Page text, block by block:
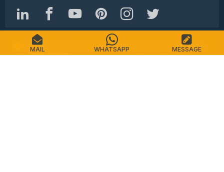
No.98 rue Shimin, district de Shangcheng, Hangzhou,
Chine, 310016
MAIL WHATSAPP MESSAGE